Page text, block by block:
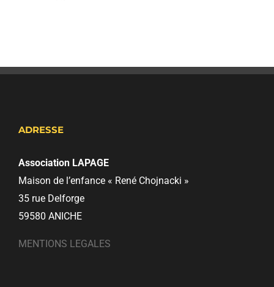
ADRESSE
Association LAPAGE
Maison de l’enfance « René Chojnacki »
35 rue Delforge
59580 ANICHE
MENTIONS LEGALES